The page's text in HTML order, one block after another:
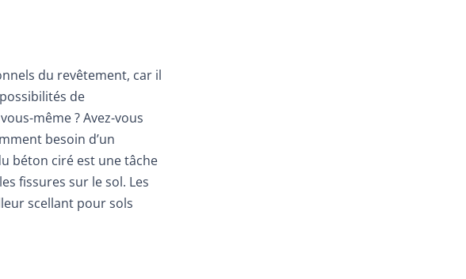
du revêtement, car il
de
même ? Avez-vous
besoin d’un
béton ciré est une tâche
fissures sur le sol. Les
scellant pour sols